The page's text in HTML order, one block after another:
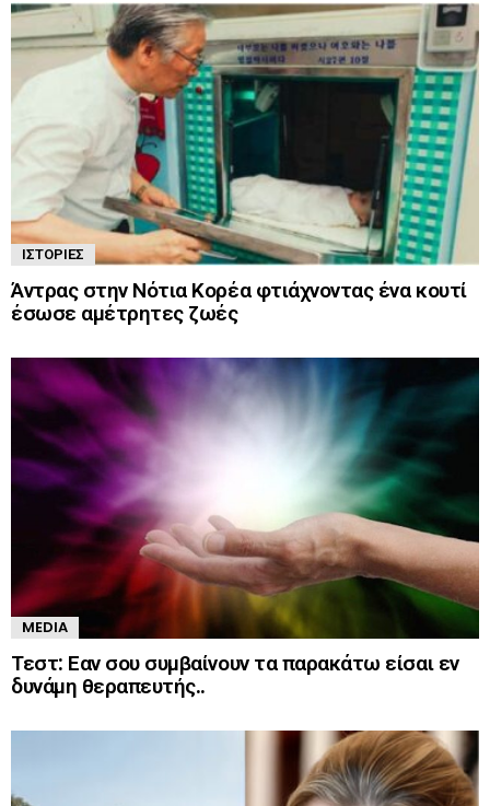
ΙΣΤΟΡΊΕΣ
Άντρας στην Νότια Κορέα φτιάχνοντας ένα κουτί
έσωσε αμέτρητες ζωές
MEDIA
Τεστ: Εαν σου συμβαίνουν τα παρακάτω είσαι εν
δυνάμη θεραπευτής..